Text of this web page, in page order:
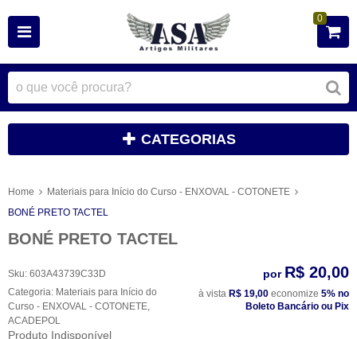
0
CATEGORIAS
Home
Materiais para Início do Curso - ENXOVAL - COTONETE
BONÉ PRETO TACTEL
BONÉ PRETO TACTEL
Sku: 603A43739C33D
Categoria: Materiais para Início do
Curso - ENXOVAL - COTONETE
ACADEPOL
Produto Indisponível
por R$ 20,00
à vista R$ 19,00 economize 5% no
Boleto Bancário ou Pix